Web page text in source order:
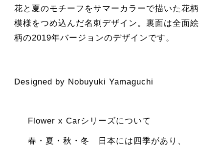
花と夏のモチーフをサマーカラーで描いた花柄
模様をつめ込んだ名刺デザイン。裏面は全面絵
柄の2019年バージョンのデザインです。
Designed by Nobuyuki Yamaguchi
Flower x Carシリーズについて
春・夏・秋・冬 日本には四季があり、